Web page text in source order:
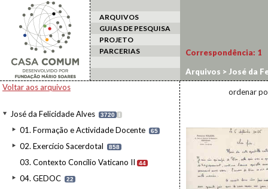
ARQUIVOS
GUIAS DE PESQUISA
PROJETO
PARCERIAS
Voltar aos arquivos
José da Felicidade Alves 3720 I
01. Formação e Actividade Docente 65
02. Exercício Sacerdotal 858
03. Contexto Concílio Vaticano II 44
04. GEDOC 22
Correspondência: 1
Arquivos > José da
ordenar